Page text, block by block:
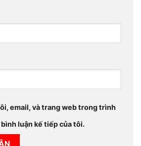
email, và trang web trong trình
luận kế tiếp của tôi.